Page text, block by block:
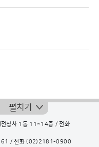
펼치기
청사 1동 11~14층 / 전화
61 / 전화(02)2181-0900